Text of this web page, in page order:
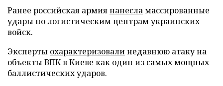
Ранее российская армиянанесламассированные
удары по логистическим центрам украинских
войск.
Эксперты охарактеризовалинедавнюю атаку на
объекты ВПК в Киеве как один из самых мощных
баллистических ударов.